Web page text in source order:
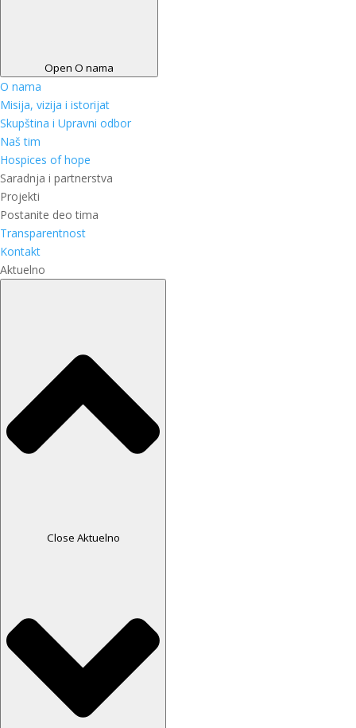
Open O nama
O nama
Misija, vizija i istorijat
Skupština i Upravni odbor
Naš tim
Hospices of hope
Saradnja i partnerstva
Projekti
Postanite deo tima
Transparentnost
Kontakt
Aktuelno
Close Aktuelno